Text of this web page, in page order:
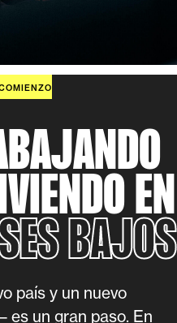
EN
BAJOS
país y un nuevo
es un gran paso. En